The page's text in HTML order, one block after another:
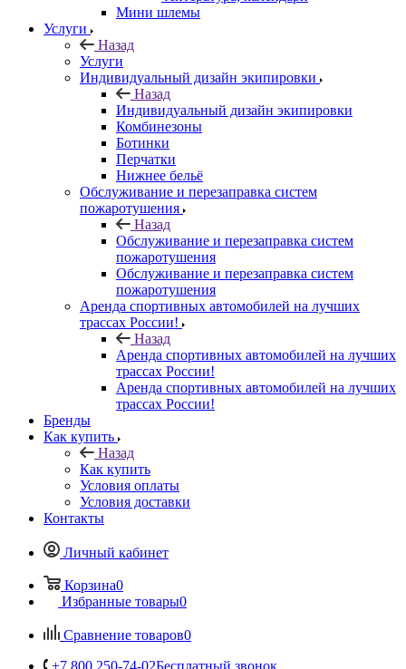
Мини шлемы
Услуги
Назад
Услуги
Индивидуальный дизайн экипировки
Назад
Индивидуальный дизайн экипировки
Комбинезоны
Ботинки
Перчатки
Нижнее бельё
Обслуживание и перезаправка систем
пожаротушения
Назад
Обслуживание и перезаправка систем
пожаротушения
Обслуживание и перезаправка систем
пожаротушения
Аренда спортивных автомобилей на лучших
трассах России!
Назад
Аренда спортивных автомобилей на лучших
трассах России!
Аренда спортивных автомобилей на лучших
трассах России!
Бренды
Как купить
Назад
Как купить
Условия оплаты
Условия доставки
Контакты
Личный кабинет
Корзина0
Избранные товары0
Сравнение товаров0
+7 800 250-74-02Бесплатный звонок